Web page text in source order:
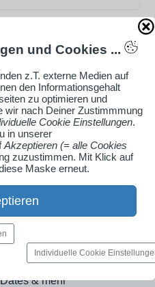
oder
für dein Unternehmen:
Galerie
Video
& mehr
und Cookies ...
z.T. externe Medien auf
den Informationsgehalt
zu optimieren und
wir nach Deiner Zustimmmung
Cookie Einstellungen.
in unserer
Akzeptieren (= alle Cookies
zuzustimmen. Mit Klick auf
Maske erneut.
Individuelle Cookie